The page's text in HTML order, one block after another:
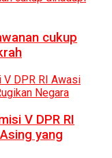
cukup
V DPR RI
yang